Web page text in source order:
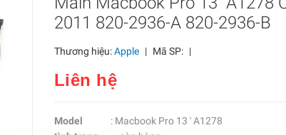
2011 820-2936-A 820-2936-B
Thương hiệu:Apple | Mã SP: |
Liên hệ
Model : Macbook Pro 13 ' A1278